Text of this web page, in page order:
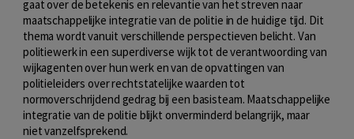
gaat over de betekenis en relevantie van het streven naar
maatschappelijke integratie van de politie in de huidige tijd. Dit
thema wordt vanuit verschillende perspectieven belicht. Van
politiewerk in een superdiverse wijk tot de verantwoording van
wijkagenten over hun werk en van de opvattingen van
politieleiders over rechtstatelijke waarden tot
normoverschrijdend gedrag bij een basisteam. Maatschappelijke
integratie van de politie blijkt onverminderd belangrijk, maar
niet vanzelfsprekend.